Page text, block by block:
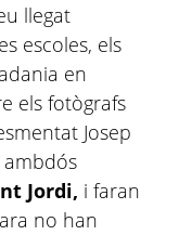
llegat
escoles, els
en
els fotògrafs
Josep
ambdós
Jordi, i faran
no han